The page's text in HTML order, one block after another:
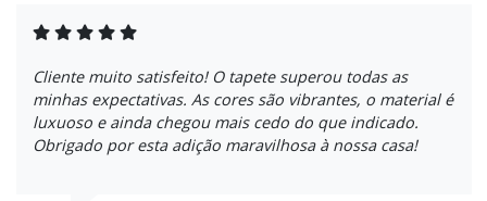
Cliente muito satisfeito! O tapete superou todas as
minhas expectativas. As cores são vibrantes, o material é
luxuoso e ainda chegou mais cedo do que indicado.
Obrigado por esta adição maravilhosa à nossa casa!